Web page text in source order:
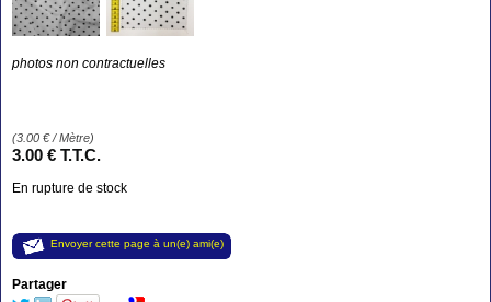
photos non contractuelles
(3.00 €/ Mètre)
3.00 € T.T.C.
En rupture de stock
Envoyer cette page à un(e) ami(e)
Partager